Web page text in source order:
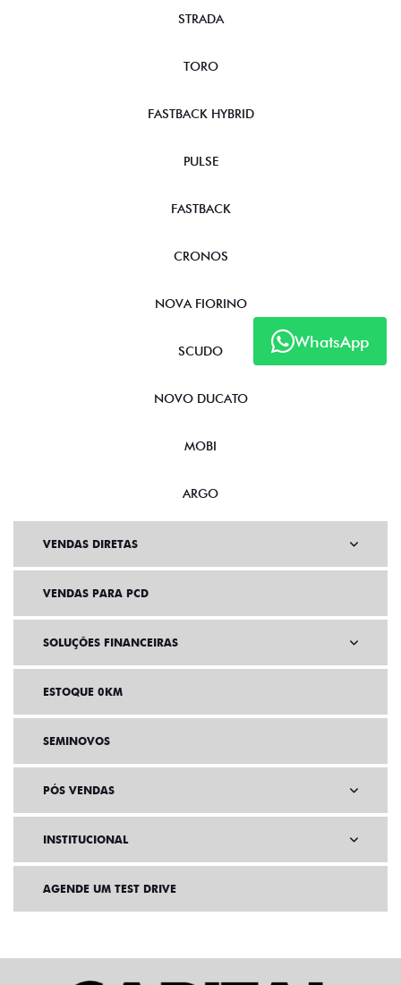
WhatsApp
STRADA
TORO
FASTBACK HYBRID
PULSE
FASTBACK
CRONOS
NOVA FIORINO
SCUDO
NOVO DUCATO
MOBI
ARGO
VENDAS DIRETAS
VENDAS PARA PCD
SOLUÇÕES FINANCEIRAS
ESTOQUE 0KM
SEMINOVOS
PÓS VENDAS
INSTITUCIONAL
AGENDE UM TEST DRIVE